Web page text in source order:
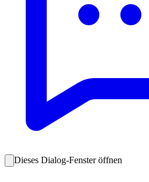
Dieses Dialog-Fenster öffnen